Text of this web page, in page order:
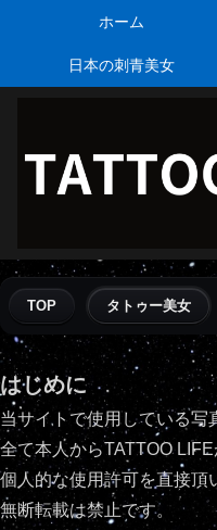
ホーム
日本の刺青美女
TOP タトゥー美女
はじめに
当サイトで使用している写
全て本人からTATTOO LIFE
個人的な使用許可を直接頂
無断転載は禁止です。